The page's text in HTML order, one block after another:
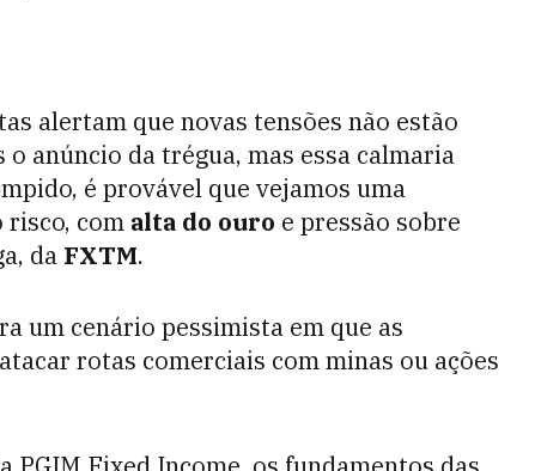
alertam que novas tensões não estão
anúncio da trégua, mas essa calmaria
é provável que vejamos uma
risco, com alta do ouro e pressão sobre
da FXTM.
um cenário pessimista em que as
rotas comerciais com minas ou ações